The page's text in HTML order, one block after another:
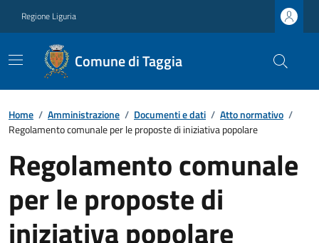
Regione Liguria
Comune di Taggia
Home / Amministrazione / Documenti e dati / Atto normativo /
Regolamento comunale per le proposte di iniziativa popolare
Regolamento comunale
per le proposte di
iniziativa popolare